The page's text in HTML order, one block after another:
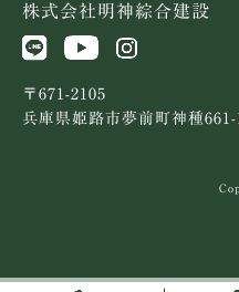
株式会社明神綜合建設
〒671-2105
兵庫県姫路市夢前町神種661-